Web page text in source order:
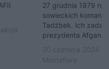
27 grudnia 1979
sowieckich
Tadżbek. Ich
prezydenta